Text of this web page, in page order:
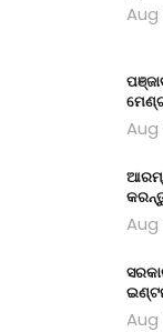
Aug
Aug
Aug
Aug